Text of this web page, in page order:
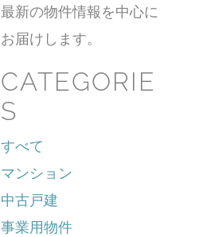
最新の物件情報を中心に
お届けします。
CATEGORIE
S
すべて
マンション
中古戸建
事業用物件